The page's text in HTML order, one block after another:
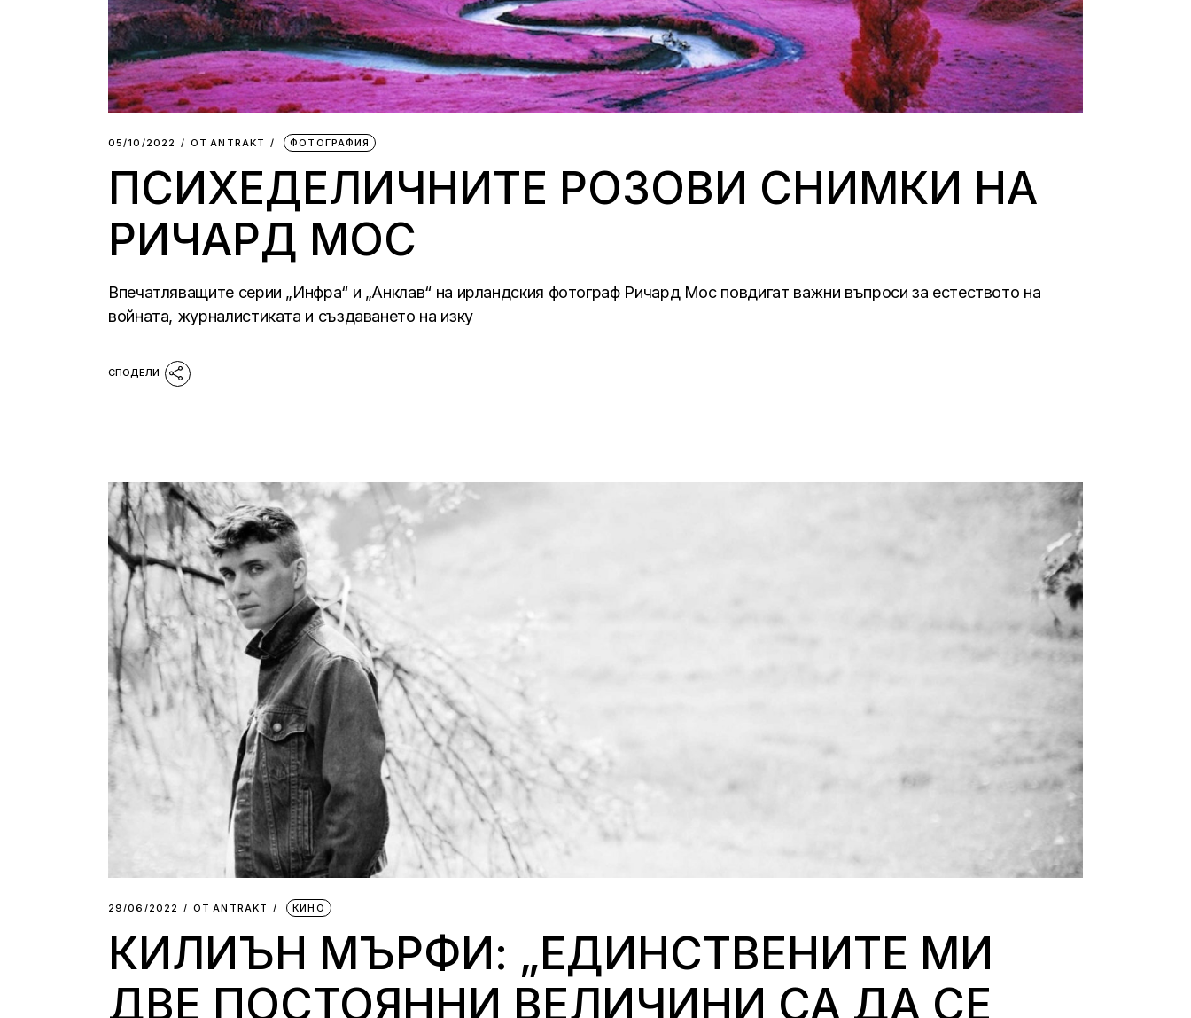
05/10/2022 ОТ АNTRAKT ФОТОГРАФИЯ
ПСИХЕДЕЛИЧНИТЕ РОЗОВИ СНИМКИ НА
РИЧАРД МОС
Впечатляващите серии „Инфра“ и „Анклав“ на ирландския фотограф Ричард Мос повдигат важни въпроси за естеството на
войната, журналистиката и създаването на изку
29/06/2022 ОТ АNTRAKT КИНО
КИЛИЪН МЪРФИ: „ЕДИНСТВЕНИТЕ МИ
ДВЕ ПОСТОЯННИ ВЕЛИЧИНИ СА ДА СЕ